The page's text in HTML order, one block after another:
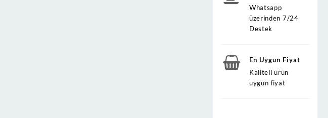
Whatsapp
üzerinden 7/24
Destek
En Uygun Fiyat
Kaliteli ürün
uygun fiyat